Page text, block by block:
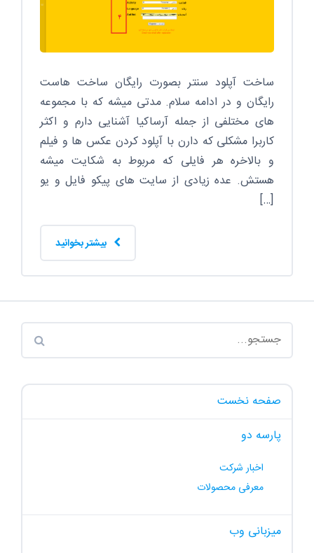
ساخت آپلود سنتر بصورت رایگان ساخت هاست
رایگان و در ادامه سلام. مدتی میشه که با مجموعه
های مختلفی از جمله آرساکیا آشنایی دارم و اکثر
کاربرا مشکلی که دارن با آپلود کردن عکس ها و فیلم
و بالاخره هر فایلی که مربوط به شکایت میشه
هستش. عده زیادی از سایت های پیکو فایل و یو
[…]
صفحه نخست
پارسه دو
اخبار شرکت
معرفی محصولات
میزبانی وب